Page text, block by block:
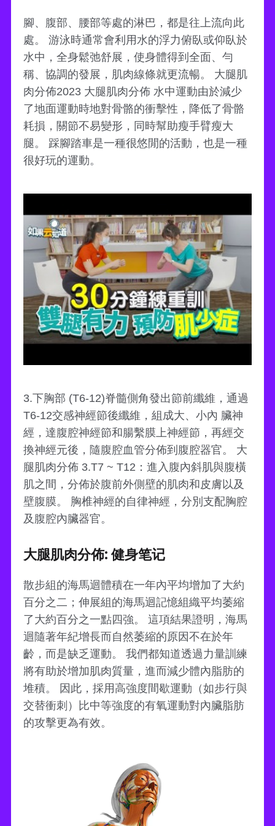
腳、腹部、腰部等處的淋巴，都是往上流向此
處。 游泳時通常會利用水的浮力俯臥或仰臥於
水中，全身鬆弛舒展，使身體得到全面、勻
稱、協調的發展，肌肉線條就更流暢。 大腿肌
肉分佈2023 大腿肌肉分佈 水中運動由於減少
了地面運動時地對骨骼的衝擊性，降低了骨骼
耗損，關節不易變形，同時幫助瘦手臂瘦大
腿。 踩腳踏車是一種很悠閒的活動，也是一種
很好玩的運動。
3.下胸部 (T6-12)脊髓側角發出節前纖維，通過
T6-12交感神經節後纖維，組成大、小內 臟神
經，達腹腔神經節和腸繫膜上神經節，再經交
換神經元後，隨腹腔血管分佈到腹腔器官。 大
腿肌肉分佈 3.T7 ~ T12：進入腹內斜肌與腹橫
肌之間，分佈於腹前外側壁的肌肉和皮膚以及
壁腹膜。 胸椎神經的自律神經，分別支配胸腔
及腹腔內臟器官。
大腿肌肉分佈: 健身笔记
散步組的海馬迴體積在一年內平均增加了大約
百分之二；伸展組的海馬迴記憶組織平均萎縮
了大約百分之一點四強。 這項結果證明，海馬
迴隨著年紀增長而自然萎縮的原因不在於年
齡，而是缺乏運動。 我們都知道透過力量訓練
將有助於增加肌肉質量，進而減少體內脂肪的
堆積。 因此，採用高強度間歇運動（如步行與
交替衝刺）比中等強度的有氧運動對內臟脂肪
的攻擊更為有效。